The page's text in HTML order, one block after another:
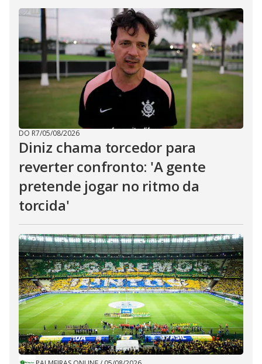
DO R7/05/08/2026
Diniz chama torcedor para
reverter confronto: 'A gente
pretende jogar no ritmo da
torcida'